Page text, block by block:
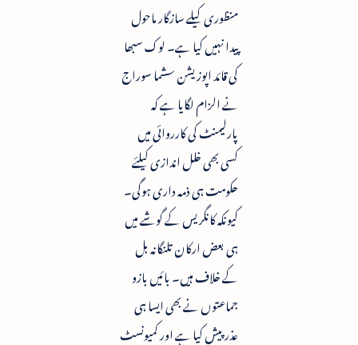
منظوری کیلے سازگار ماحول
پیدا نہیں کیا ہے۔ لوک سبھا
کی قائد اپوزیشن سشما سوراج
نے الزام لگایا ہے کہ
پارلیمنٹ کی کارروائی میں
کسی بھی خلل اندازی کیلئے
حکومت ہی ذمہ داری ہوگی۔
کیونکہ کانگریس کے گوشے میں
ہی بعض ارکان تلنگانہ بل
کے خلاف ہیں۔ بائیں بازو
جماعتوں نے بھی ایسا ہی
عذر پیش کیا ہے اور کمیونسٹ